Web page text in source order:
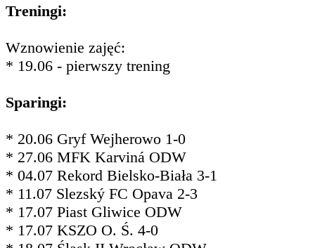
Treningi:
Wznowienie zajęć:
* 19.06 - pierwszy trening
Sparingi:
* 20.06 Gryf Wejherowo 1-0
* 27.06 MFK Karviná ODW
* 04.07 Rekord Bielsko-Biała 3-1
* 11.07 Slezský FC Opava 2-3
* 17.07 Piast Gliwice ODW
* 17.07 KSZO O. Ś. 4-0